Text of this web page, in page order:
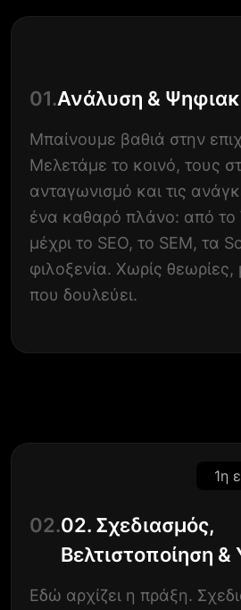
01.Ανάλυση &
Μπαίνουμε βαθιά στην
Μελετάμε το κοινό, τους
ανταγωνισμό και τις
ένα καθαρό πλάνο: από το
μέχρι το SEO, το SEM, τα
φιλοξενία. Χωρίς θεωρίες,
που δουλεύει.
1η
02.02. Σχεδιασμός,
Βελτιστοποίηση
Εδώ αρχίζει η πράξη.